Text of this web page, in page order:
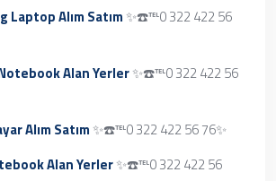
Laptop Alım Satım✨☎️℡0 322 422 56
Alan Yerler✨☎️℡0 322 422 56
Alım Satım✨☎️℡0 322 422 56 76✨
Alan Yerler✨☎️℡0 322 422 56